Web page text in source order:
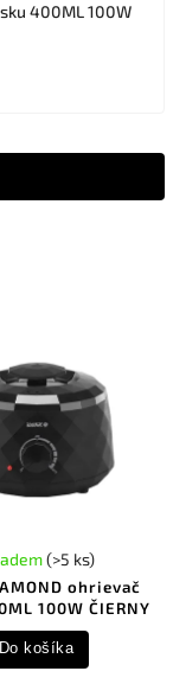
400ML 100W
ohrievač
100W ČIERNY
(>5 ks)
Do košíka